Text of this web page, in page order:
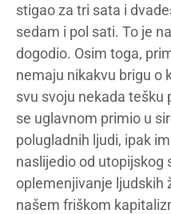
stigao za tri sata i
sedam i pol sati. To je
dogodio. Osim toga,
nemaju nikakvu brigu o
svu svoju nekada tešku
se uglavnom primio u
polugladnih ljudi, ipak
naslijedio od utopijskog
oplemenjivanje ljudskih
našem friškom